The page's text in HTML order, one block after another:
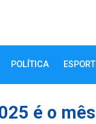
POLÍTICA
é o